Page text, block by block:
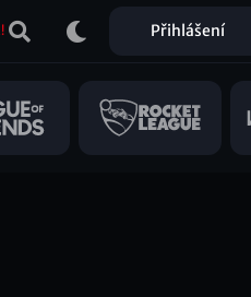
Přihlášení